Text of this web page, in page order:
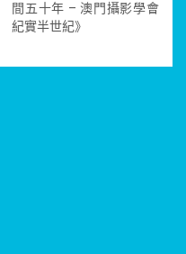
間五十年 – 澳門攝影學會
紀實半世紀》